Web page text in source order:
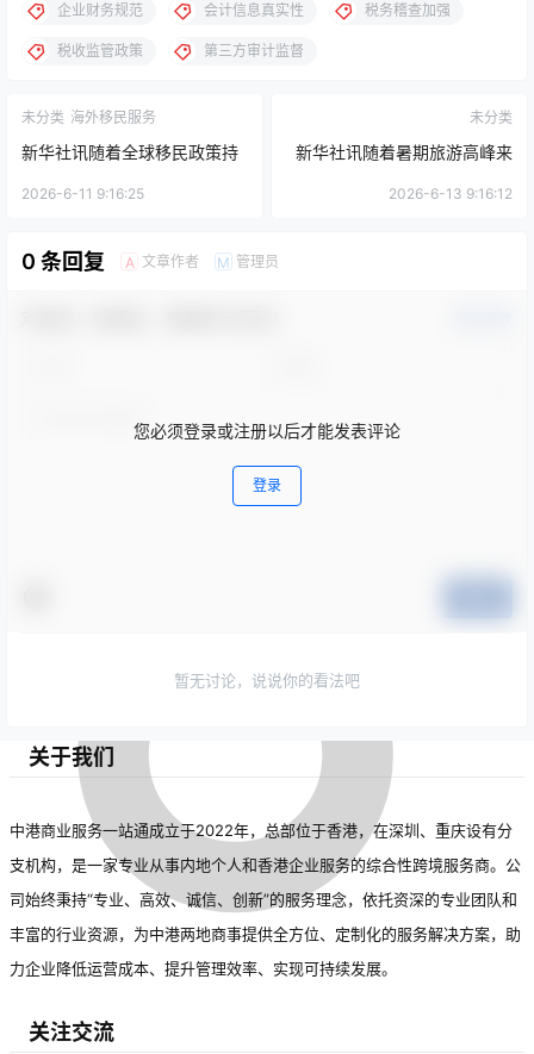
企业财务规范 会计信息真实性 税务稽查加强
税收监管政策 第三方审计监督
未分类 海外移民服务
新华社讯随着全球移民政策持
续调整，海外移民服务行业迎
移民服务机构表示，近期咨询
2026-6-11 9:16:25
未分类
新华社讯随着暑期旅游高峰来
临，国内团队游和研学旅行市
2026-6-13 9:16:12
0 条回复 A 文章作者 M 管理员
您必须登录或注册以后才能发表评论
登录
暂无讨论，说说你的看法吧
关于我们
中港商业服务一站通成立于2022年，总部位于香港，在深圳、重庆设有分
支机构，是一家专业从事内地个人和香港企业服务的综合性跨境服务商。公
司始终秉持“专业、高效、诚信、创新”的服务理念，依托资深的专业团队和
丰富的行业资源，为中港两地商事提供全方位、定制化的服务解决方案，助
力企业降低运营成本、提升管理效率、实现可持续发展。
关注交流